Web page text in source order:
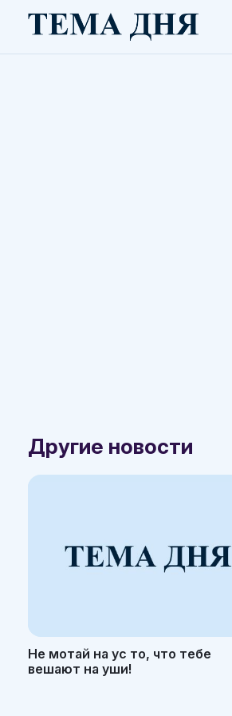
Другие новости
Не мотай на ус то, что тебе
вешают на уши!